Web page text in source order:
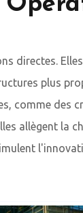
directes.
plus
comme des
allègent la